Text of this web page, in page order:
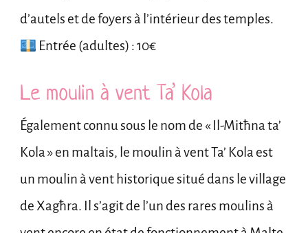
d’autels et de foyers à l’intérieur des temples.
Entrée (adultes) : 10€
Le moulin à vent Ta’ Kola
Également connu sous le nom de « Il-Mitħna ta’
Kola » en maltais, le moulin à vent Ta’ Kola est
un moulin à vent historique situé dans le village
de Xagħra. Il s’agit de l’un des rares moulins à